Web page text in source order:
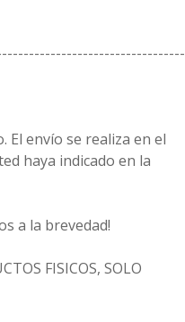
El envío se realiza en el
haya indicado en la
a la brevedad!
FISICOS, SOLO